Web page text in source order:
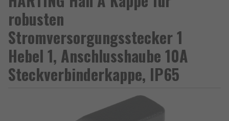
robusten
Stromversorgungsstecker 1
Hebel 1, Anschlusshaube 10A
Steckverbinderkappe, IP65